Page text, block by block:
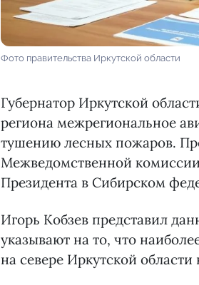
Фото правительства Иркутской области
Губернатор Иркутской
региона межрегиональное
тушению лесных пожаров.
Межведомственной
Президента в Сибирском
Игорь Кобзев представил
указывают на то, что
на севере Иркутской